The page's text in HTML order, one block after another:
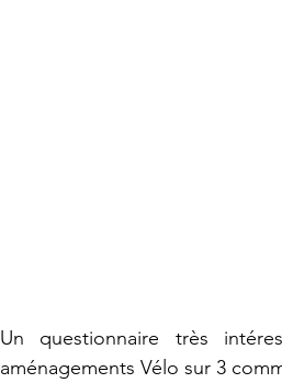
Un questionnaire très
aménagements Vélo sur 3